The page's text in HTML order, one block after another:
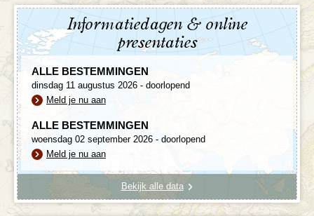
Informatiedagen & online
presentaties
ALLE BESTEMMINGEN
dinsdag 11 augustus 2026 - doorlopend
Meld je nu aan
ALLE BESTEMMINGEN
woensdag 02 september 2026 - doorlopend
Meld je nu aan
Bekijk alle data